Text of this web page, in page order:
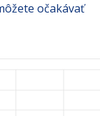
očakávať